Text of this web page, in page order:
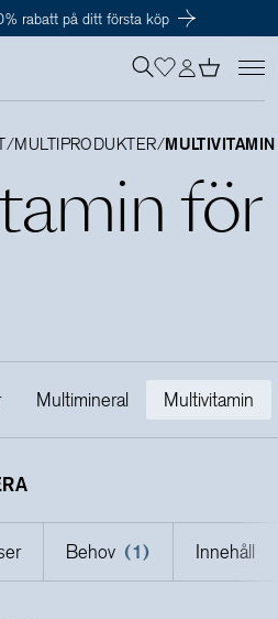
rabatt på ditt första köp
Till kassan
hos oss så behöver du vara medlem i
/MULTIPRODUKTER/MULTIVITAMIN
för
Multimineral Multivitamin
Behov (1) Innehåll